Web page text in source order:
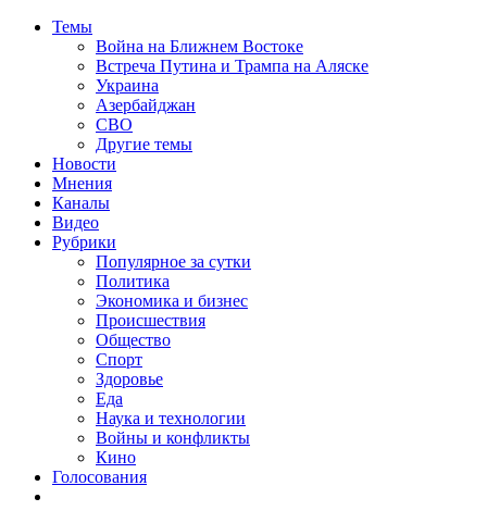
Темы
Война на Ближнем Востоке
Встреча Путина и Трампа на Аляске
Украина
Азербайджан
СВО
Другие темы
Новости
Мнения
Каналы
Видео
Рубрики
Популярное за сутки
Политика
Экономика и бизнес
Происшествия
Общество
Спорт
Здоровье
Еда
Наука и технологии
Войны и конфликты
Кино
Голосования